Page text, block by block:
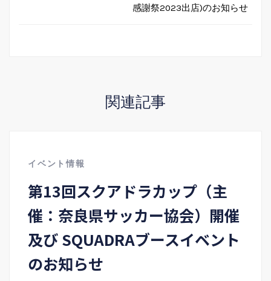
感謝祭2023出店)のお知らせ
関連記事
イベント情報
第13回スクアドラカップ（主
催：奈良県サッカー協会）開催
及び SQUADRAブースイベント
のお知らせ